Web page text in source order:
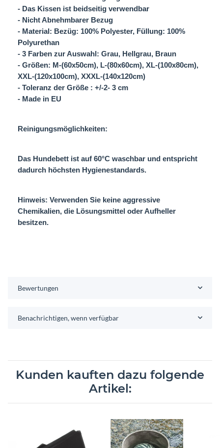
- Das Kissen ist beidseitig verwendbar
- Nicht Abnehmbarer Bezug
- Material: Bezüg: 100% Polyester, Füllung: 100%
Polyurethan
- 3 Farben zur Auswahl: Grau, Hellgrau, Braun
- Größen: M-(60x50cm), L-(80x60cm), XL-(100x80cm),
XXL-(120x100cm), XXXL-(140x120cm)
- Toleranz der Größe : +/-2- 3 cm
- Made in EU
Reinigungsmöglichkeiten:
Das Hundebett ist auf 60°C waschbar und entspricht
dadurch höchsten Hygienestandards.
Hinweis: Verwenden Sie keine aggressive
Chemikalien, die Lösungsmittel oder Aufheller
besitzen.
Bewertungen
Benachrichtigen, wenn verfügbar
Kunden kauften dazu folgende
Artikel: